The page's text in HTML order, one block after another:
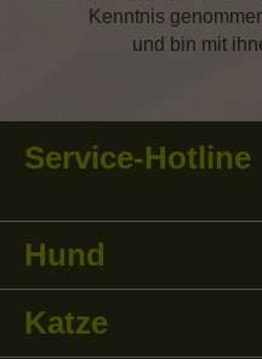
Kenntnis
und bin mit
Service-Hotline
Hund
Katze